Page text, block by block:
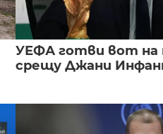
УЕФА готви вот на
срещу Джани